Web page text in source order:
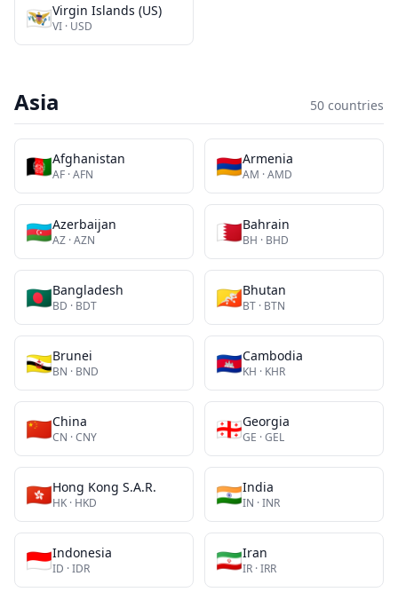
🇻🇮Virgin Islands (US)
VI · USD
Asia 50 countries
🇦🇫Afghanistan
AF ·AFN 🇦🇲Armenia
AM ·AMD
🇦🇿Azerbaijan
AZ ·AZN 🇧🇭Bahrain
BH · BHD
🇧🇩Bangladesh
BD · BDT 🇧🇹Bhutan
BT · BTN
🇧🇳Brunei
BN · BND 🇰🇭Cambodia
KH · KHR
🇨🇳China
CN ·CNY 🇬🇪Georgia
GE ·GEL
🇭🇰Hong Kong S.A.R.
HK · HKD 🇮🇳India
IN ·INR
🇮🇩Indonesia
ID ·IDR 🇮🇷Iran
IR ·IRR